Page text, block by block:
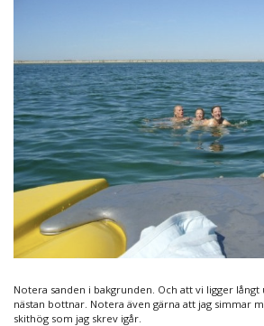
Notera sanden i bakgrunden. Och att vi ligger
nästan bottnar. Notera även gärna att jag simmar
skithög som jag skrev igår.